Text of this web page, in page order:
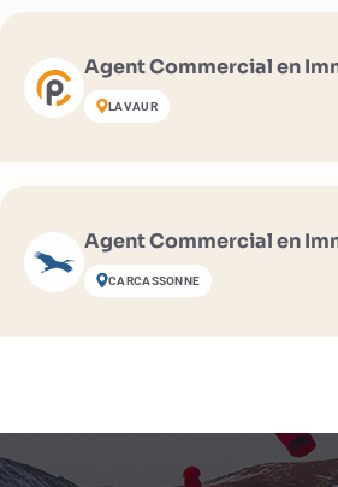
Agent Commercial en
LAVAUR
Agent Commercial en
CARCASSONNE